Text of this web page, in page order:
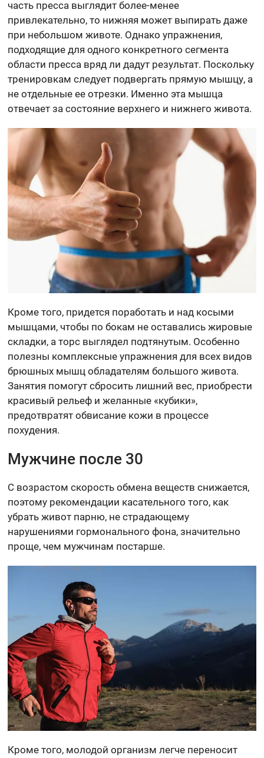
часть пресса выглядит более-менее
привлекательно, то нижняя может выпирать даже
при небольшом животе. Однако упражнения,
подходящие для одного конкретного сегмента
области пресса вряд ли дадут результат. Поскольку
тренировкам следует подвергать прямую мышцу, а
не отдельные ее отрезки. Именно эта мышца
отвечает за состояние верхнего и нижнего живота.
Кроме того, придется поработать и над косыми
мышцами, чтобы по бокам не оставались жировые
складки, а торс выглядел подтянутым. Особенно
полезны комплексные упражнения для всех видов
брюшных мышц обладателям большого живота.
Занятия помогут сбросить лишний вес, приобрести
красивый рельеф и желанные «кубики»,
предотвратят обвисание кожи в процессе
похудения.
Мужчине после 30
С возрастом скорость обмена веществ снижается,
поэтому рекомендации касательного того, как
убрать живот парню, не страдающему
нарушениями гормонального фона, значительно
проще, чем мужчинам постарше.
Кроме того, молодой организм легче переносит